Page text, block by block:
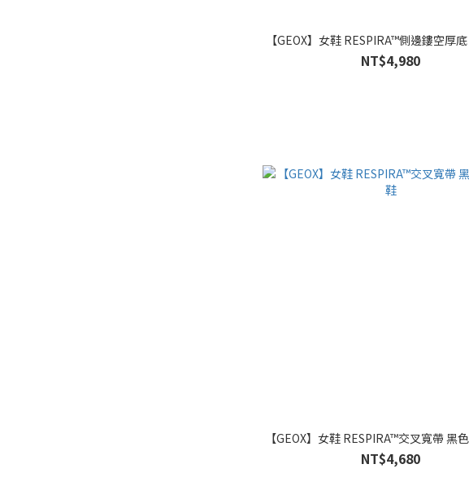
【GEOX】女鞋 RESPIRA™側邊鏤空厚
NT$4,980
【GEOX】女鞋 RESPIRA™交叉寬帶 黑
NT$4,680